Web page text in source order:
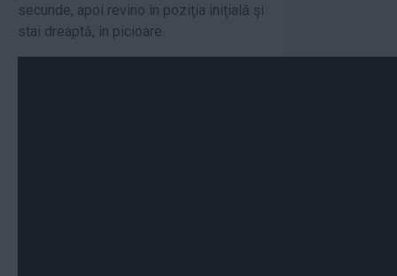
secunde, apoi revino în poziţia iniţială şi
stai dreaptă, în picioare.